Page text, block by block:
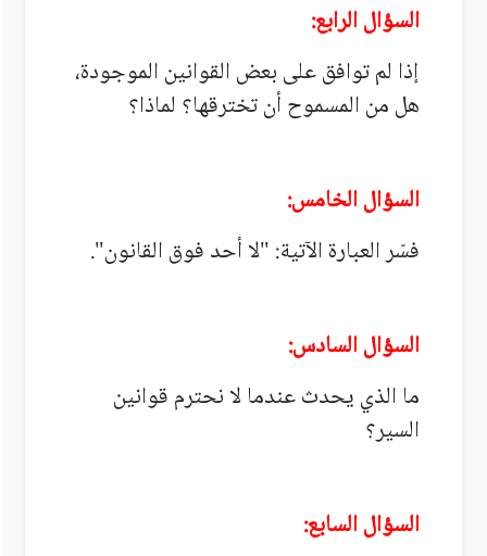
السؤال الرابع:
إذا لم توافق على بعض القوانين الموجودة،
هل من المسموح أن تخترقها؟ لماذا؟
السؤال الخامس:
فسّر العبارة الآتية: "لا أحد فوق القانون".
السؤال السادس:
ما الذي يحدث عندما لا نحترم قوانين
السير؟
السؤال السابع: